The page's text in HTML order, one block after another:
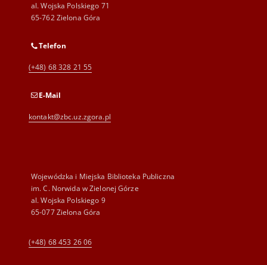
al. Wojska Polskiego 71
65-762 Zielona Góra
Telefon
(+48) 68 328 21 55
E-Mail
kontakt@zbc.uz.zgora.pl
Wojewódzka i Miejska Biblioteka Publiczna
im. C. Norwida w Zielonej Górze
al. Wojska Polskiego 9
65-077 Zielona Góra
(+48) 68 453 26 06